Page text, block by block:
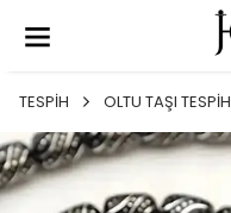
TESPİH OLTU TAŞI TESPİH